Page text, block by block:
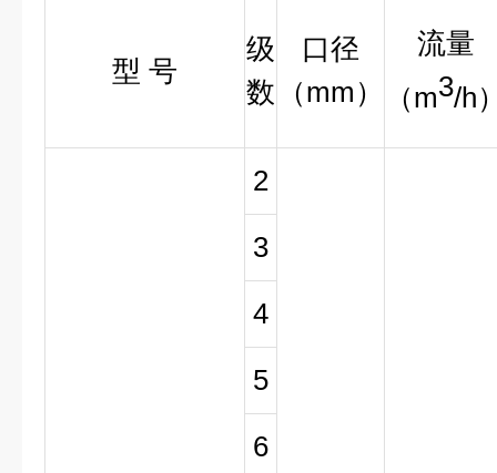
型 号
级
数
口径
（mm）
流量
（m3/h
2
3
4
5
6